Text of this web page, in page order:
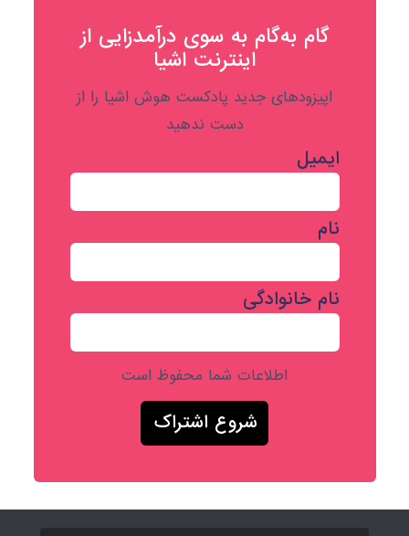
گام به‌گام به‌ سوی درآمدزایی از
اینترنت اشیا
اپیزودهای جدید پادکست هوش اشیا را از
دست ندهید
ایمیل
نام
نام خانوادگی
اطلاعات شما محفوظ است